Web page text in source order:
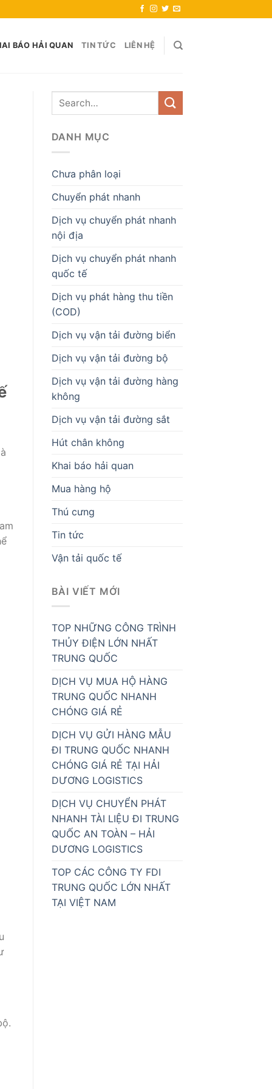
BÁO HẢI QUAN TIN TỨC LIÊN HỆ
DANH MỤC
Chưa phân loại
Chuyển phát nhanh
Dịch vụ chuyển phát nhanh
nội địa
Dịch vụ chuyển phát nhanh
quốc tế
Dịch vụ phát hàng thu tiền
(COD)
Dịch vụ vận tải đường biển
Dịch vụ vận tải đường bộ
Dịch vụ vận tải đường hàng
không
Dịch vụ vận tải đường sắt
Hút chân không
Khai báo hải quan
Mua hàng hộ
Thú cưng
Tin tức
Vận tải quốc tế
BÀI VIẾT MỚI
TOP NHỮNG CÔNG TRÌNH
THỦY ĐIỆN LỚN NHẤT
TRUNG QUỐC
DỊCH VỤ MUA HỘ HÀNG
TRUNG QUỐC NHANH
CHÓNG GIÁ RẺ
DỊCH VỤ GỬI HÀNG MẪU
ĐI TRUNG QUỐC NHANH
CHÓNG GIÁ RẺ TẠI HẢI
DƯƠNG LOGISTICS
DỊCH VỤ CHUYỂN PHÁT
NHANH TÀI LIỆU ĐI TRUNG
QUỐC AN TOÀN – HẢI
DƯƠNG LOGISTICS
TOP CÁC CÔNG TY FDI
TRUNG QUỐC LỚN NHẤT
TẠI VIỆT NAM